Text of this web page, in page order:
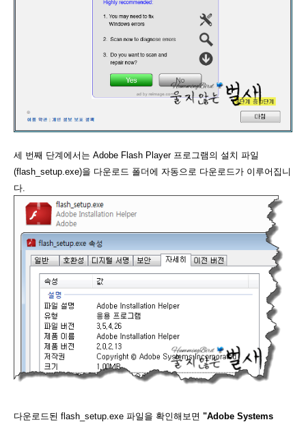
세 번째 단계에서는 Adobe Flash Player 프로그램의 설치 파일
(flash_setup.exe)을 다운로드 폴더에 자동으로 다운로드가 이루어집니
다.
다운로드된 flash_setup.exe 파일을 확인해보면 "Adobe Systems